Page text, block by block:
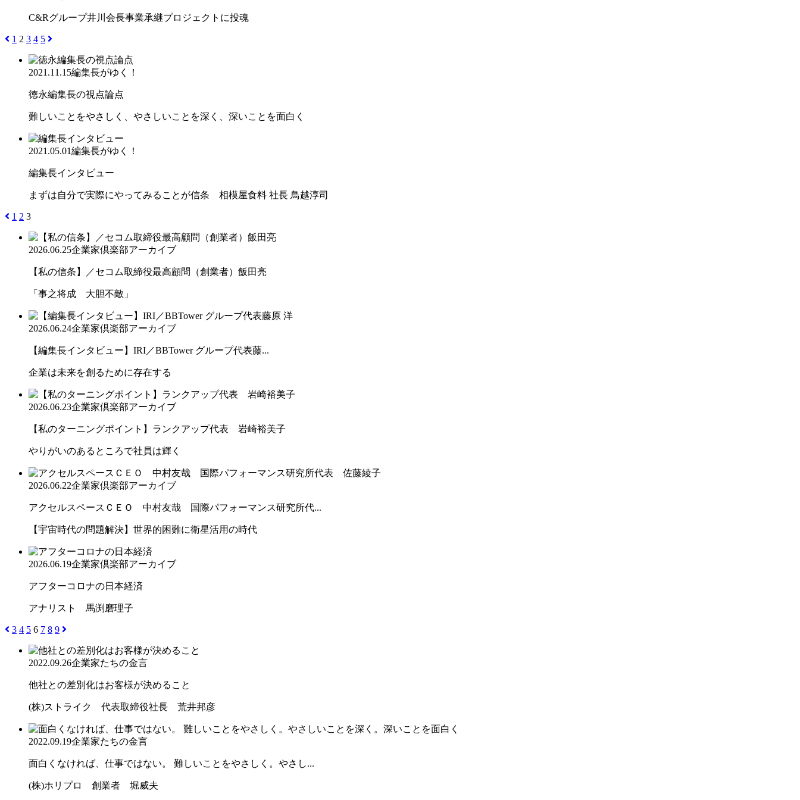
C&Rグループ井川会長事業承継プロジェクトに投魂
1 2 3 4 5
2021.11.15編集長がゆく！
徳永編集長の視点論点
難しいことをやさしく、やさしいことを深く、深いことを面白く
2021.05.01編集長がゆく！
編集長インタビュー
まずは自分で実際にやってみることが信条 相模屋食料 社長 鳥越淳司
1 2 3
2026.06.25企業家倶楽部アーカイブ
【私の信条】／セコム取締役最高顧問（創業者）飯田亮
「事之将成 大胆不敵」
2026.06.24企業家倶楽部アーカイブ
【編集長インタビュー】IRI／BBTower グループ代表藤...
企業は未来を創るために存在する
2026.06.23企業家倶楽部アーカイブ
【私のターニングポイント】ランクアップ代表 岩崎裕美子
やりがいのあるところで社員は輝く
2026.06.22企業家倶楽部アーカイブ
アクセルスペースＣＥＯ 中村友哉 国際パフォーマンス研究所代...
【宇宙時代の問題解決】世界的困難に衛星活用の時代
2026.06.19企業家倶楽部アーカイブ
アフターコロナの日本経済
アナリスト 馬渕磨理子
3 4 5 6 7 8 9
2022.09.26企業家たちの金言
他社との差別化はお客様が決めること
(株)ストライク 代表取締役社長 荒井邦彦
2022.09.19企業家たちの金言
面白くなければ、仕事ではない。 難しいことをやさしく。やさし...
(株)ホリプロ 創業者 堀威夫